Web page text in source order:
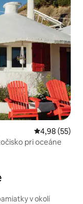
Priemerné
4,98 (55)
pri oceáne
v okolí